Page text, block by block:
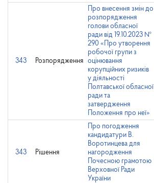
343 Розпорядження
Про внесення змін до
розпорядження
голови обласної
ради від 19.10.2023 №
290 «Про утворення
робочої групи з
оцінювання
корупційних ризиків
у діяльності
Полтавської обласної
ради та
затвердження
Положення про неї»
343 Рішення
Про погодження
кандидатури В.
Воротинцева для
нагородження
Почесною грамотою
Верховної Ради
України